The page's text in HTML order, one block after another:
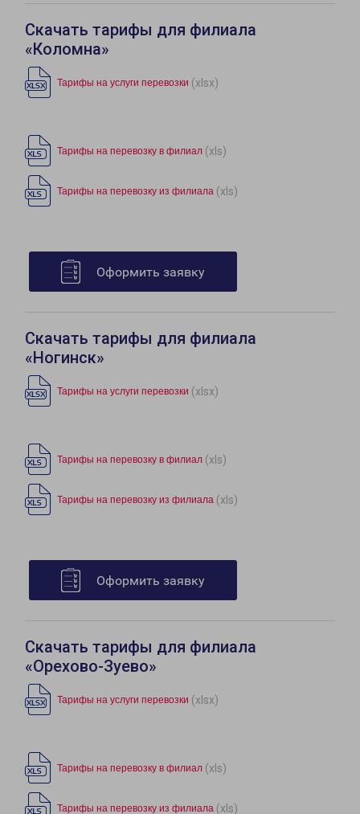
Скачать тарифы для филиала
«Коломна»
Тарифы на услуги перевозки (xlsx)
Тарифы на перевозку в филиал (xls)
Тарифы на перевозку из филиала (xls)
Оформить заявку
Скачать тарифы для филиала
«Ногинск»
Тарифы на услуги перевозки (xlsx)
Тарифы на перевозку в филиал (xls)
Тарифы на перевозку из филиала (xls)
Оформить заявку
Скачать тарифы для филиала
«Орехово-Зуево»
Тарифы на услуги перевозки (xlsx)
Тарифы на перевозку в филиал (xls)
Тарифы на перевозку из филиала (xls)